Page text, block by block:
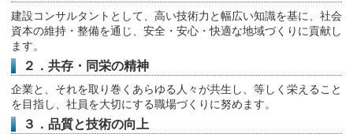
建設コンサルタントとして、高い技術力と幅広い知識を基に、社会
資本の維持・整備を通じ、安全・安心・快適な地域づくりに貢献し
ます。
２．共存・同栄の精神
企業と、それを取り巻くあらゆる人々が共生し、等しく栄えること
を目指し、社員を大切にする職場づくりに努めます。
３．品質と技術の向上